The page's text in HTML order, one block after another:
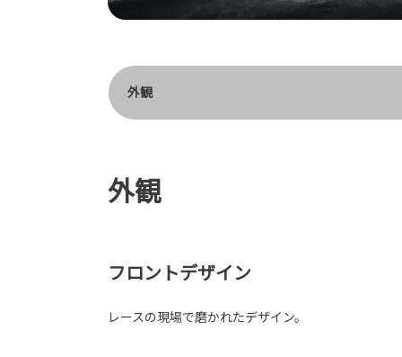
外観
外観
フロントデザイン
レースの現場で磨かれたデザイン。